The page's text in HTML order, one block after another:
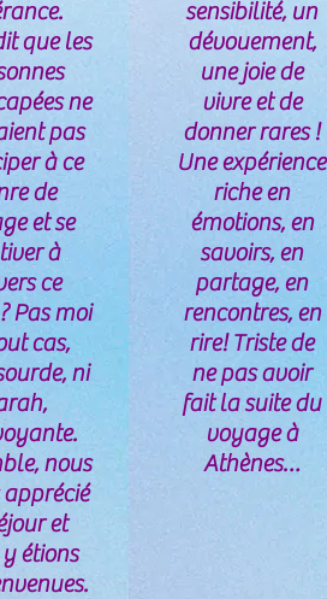
que les
ne
pas
à ce
de
et se
à
ce
Pas moi
cas,
ni
nous
et
étions
sensibilité, un
dévouement,
une joie de
vivre et de
donner rares !
Une expérience
riche en
émotions, en
savoirs, en
partage, en
rencontres, en
rire! Triste de
ne pas avoir
fait la suite du
voyage à
Athènes…